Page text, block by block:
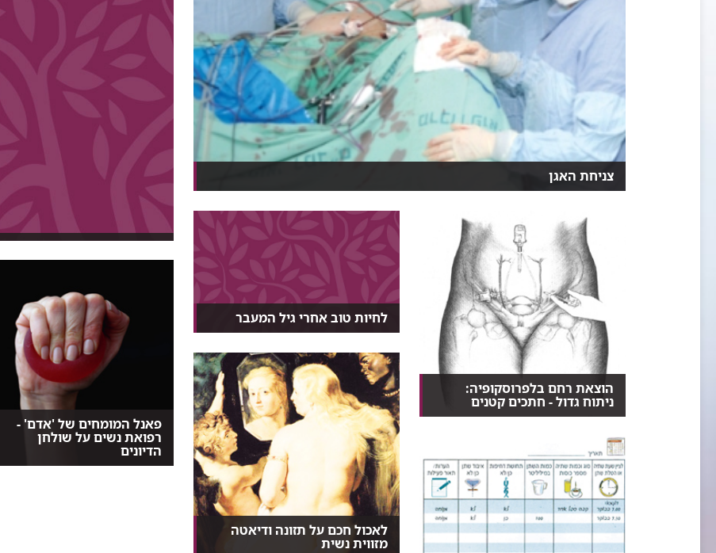
צניחת האגן
צניחה של רצפת האגן הינה תופעה שכיחה בקרב נשים, בדו...
הוצאת רחם בלפרוסקופיה:
ניתוח גדול - חתכים קטנים
הטכנולוגיה של הלפרוסקופיה
מאפשרת לבצע כמעט את כל ס...
לחיות טוב אחרי גיל המעבר
נא לרשום: הקפדה על אורח חיים
בריא, תזונה נכונה, שמ...
לאכול חכם על תזונה ודיאטה
מזווית נשית
פאנל המומחים של 'אדם' -
רפואת נשים על שולחן
הדיונים
איפה גבול ההבנה של רופא גבר את